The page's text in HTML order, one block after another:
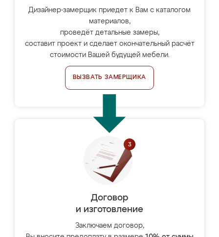
Дизайнер-замерщик приедет к Вам с каталогом
материалов,
проведёт детальные замеры,
составит проект и сделает окончательный расчёт
стоимости Вашей будущей мебели.
ВЫЗВАТЬ ЗАМЕРЩИКА
Договор
и изготовление
Заключаем договор,